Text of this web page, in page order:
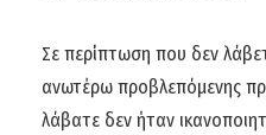
Σε περίπτωση που δεν
ανωτέρω προβλεπόμενης
λάβατε δεν ήταν